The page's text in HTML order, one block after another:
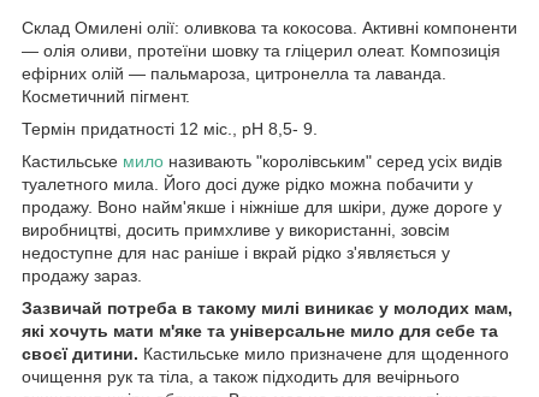
Склад Омилені олії: оливкова та кокосова. Активні компоненти
— олія оливи, протеїни шовку та гліцерил олеат. Композиція
ефірних олій — пальмароза, цитронелла та лаванда.
Косметичний пігмент.
Термін придатності 12 міс., рН 8,5- 9.
Кастильське мило називають "королівським" серед усіх видів
туалетного мила. Його досі дуже рідко можна побачити у
продажу. Воно найм'якше і ніжніше для шкіри, дуже дороге у
виробництві, досить примхливе у використанні, зовсім
недоступне для нас раніше і вкрай рідко з'являється у
продажу зараз.
Зазвичай потреба в такому милі виникає у молодих мам,
які хочуть мати м'яке та універсальне мило для себе та
своєї дитини. Кастильське мило призначене для щоденного
очищення рук та тіла, а також підходить для вечірнього